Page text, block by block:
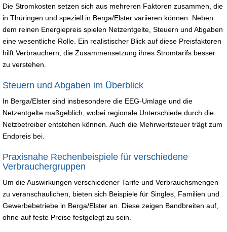
Die Stromkosten setzen sich aus mehreren Faktoren zusammen, die
in Thüringen und speziell in Berga/Elster variieren können. Neben
dem reinen Energiepreis spielen Netzentgelte, Steuern und Abgaben
eine wesentliche Rolle. Ein realistischer Blick auf diese Preisfaktoren
hilft Verbrauchern, die Zusammensetzung ihres Stromtarifs besser
zu verstehen.
Steuern und Abgaben im Überblick
In Berga/Elster sind insbesondere die EEG-Umlage und die
Netzentgelte maßgeblich, wobei regionale Unterschiede durch die
Netzbetreiber entstehen können. Auch die Mehrwertsteuer trägt zum
Endpreis bei.
Praxisnahe Rechenbeispiele für verschiedene
Verbrauchergruppen
Um die Auswirkungen verschiedener Tarife und Verbrauchsmengen
zu veranschaulichen, bieten sich Beispiele für Singles, Familien und
Gewerbebetriebe in Berga/Elster an. Diese zeigen Bandbreiten auf,
ohne auf feste Preise festgelegt zu sein.